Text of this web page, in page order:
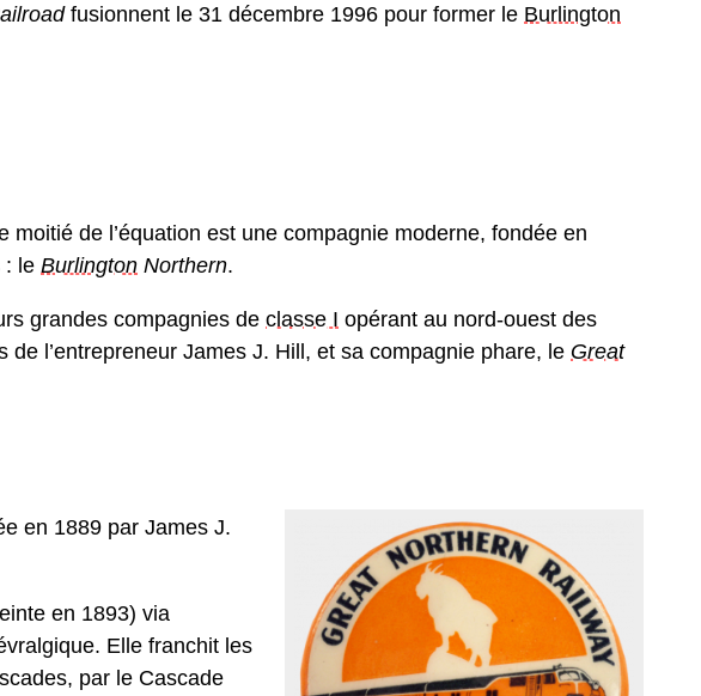
fusionnent le 31 décembre 1996 pour former le Burlington
moitié de l’équation est une compagnie moderne, fondée en
: le Burlington Northern.
grandes compagnies de classe I opérant au nord-ouest des
l’entrepreneur James J. Hill, et sa compagnie phare, le Great
en 1889 par James J.
en 1893) via
Elle franchit les
par le Cascade